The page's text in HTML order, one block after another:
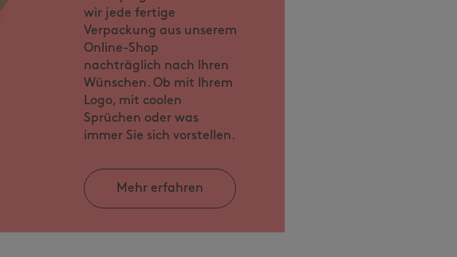
wir jede fertige
Verpackung aus unserem
Online-Shop
nachträglich nach Ihren
Wünschen. Ob mit Ihrem
Logo, mit coolen
Sprüchen oder was
immer Sie sich vorstellen.
Mehr erfahren